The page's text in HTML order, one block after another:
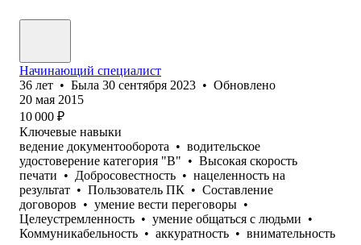
Начинающий специалист
36 лет • Была 30 сентября 2023 • Обновлено
20 мая 2015
10 000 ₽
Ключевые навыки
ведение документооборота • водительское
удостоверение категория "В" • Высокая скорость
печати • Добросовестность • нацеленность на
результат • Пользователь ПК • Составление
договоров • умение вести переговоры •
Целеустремленность • умение общаться с людьми •
Коммуникабельность • аккуратность • внимательность